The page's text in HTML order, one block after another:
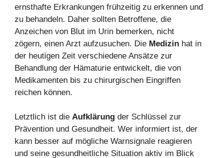
ernsthafte Erkrankungen frühzeitig zu erkennen und
zu behandeln. Daher sollten Betroffene, die
Anzeichen von Blut im Urin bemerken, nicht
zögern, einen Arzt aufzusuchen. Die Medizin hat in
der heutigen Zeit verschiedene Ansätze zur
Behandlung der Hämaturie entwickelt, die von
Medikamenten bis zu chirurgischen Eingriffen
reichen können.
Letztlich ist die Aufklärung der Schlüssel zur
Prävention und Gesundheit. Wer informiert ist, der
kann besser auf mögliche Warnsignale reagieren
und seine gesundheitliche Situation aktiv im Blick